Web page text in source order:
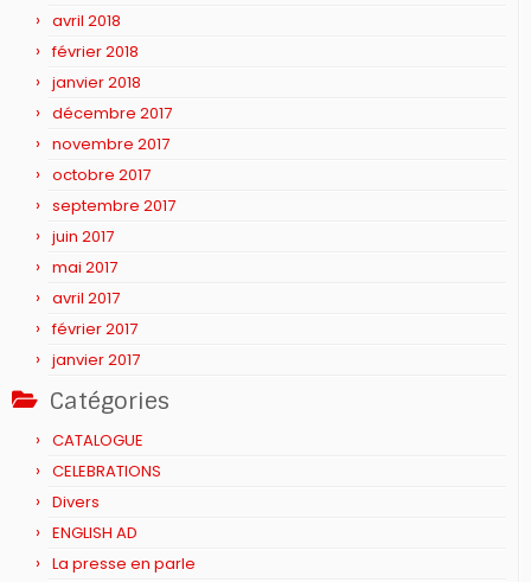
avril 2018
février 2018
janvier 2018
décembre 2017
novembre 2017
octobre 2017
septembre 2017
juin 2017
mai 2017
avril 2017
février 2017
janvier 2017
Catégories
CATALOGUE
CELEBRATIONS
Divers
ENGLISH AD
La presse en parle